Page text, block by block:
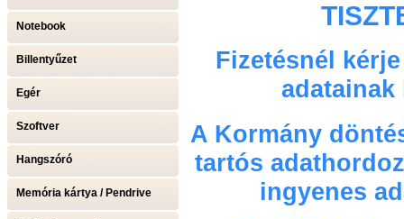
Notebook
Billentyűzet
Egér
Szoftver
Hangszóró
Memória kártya / Pendrive
Fizetésnél
adatainak
A Kormány
tartós
ingyenes